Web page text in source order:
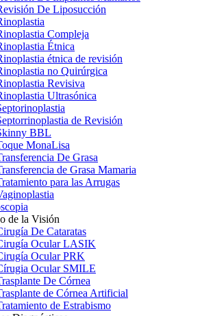
De Liposucción
Compleja
Étnica
étnica de revisión
no Quirúrgica
Revisiva
Ultrasónica
de Revisión
BBL
MonaLisa
De Grasa
de Grasa Mamaria
para las Arrugas
de la Visión
De Cataratas
Ocular LASIK
Ocular PRK
Ocular SMILE
De Córnea
de Córnea Artificial
de Estrabismo